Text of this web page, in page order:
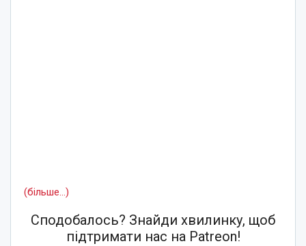
(більше…)
Сподобалось? Знайди хвилинку, щоб
підтримати нас на Patreon!